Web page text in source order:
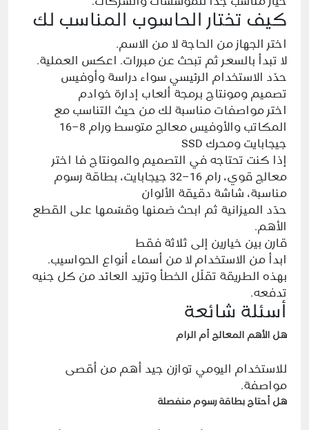
كيف تختار الحاسوب المناسب لك
اختر الجهاز من الحاجة لا من الاسم.
لا تبدأ بالسعر ثم تبحث عن مبررات. اعكس العملية.
حدّد الاستخدام الرئيسي سواء دراسة وأوفيس
تصميم ومونتاج برمجة ألعاب إدارة خوادم
اختر مواصفات مناسبة لك من حيث التناسب مع
المكاتب والأوفيس معالج متوسط ورام 8–16
جيجابايت ومحرك SSD
إذا كنت تحتاجه في التصميم والمونتاج فا اختر
معالج قوي، رام 16–32 جيجابايت، بطاقة رسوم
مناسبة، شاشة دقيقة الألوان
حدّد الميزانية ثم ابحث ضمنها وقسّمها على القطع
الأهم.
قارن بين خيارين إلى ثلاثة فقط
ابدأ من الاستخدام لا من أسماء أنواع الحواسيب.
بهذه الطريقة تقلّل الخطأ وتزيد العائد من كل جنيه
تدفعه.
أسئلة شائعة
هل الأهم المعالج أم الرام
للاستخدام اليومي توازن جيد أهم من أقصى
مواصفة.
هل أحتاج بطاقة رسوم منفصلة